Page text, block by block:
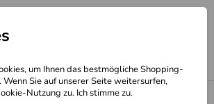
um Ihnen das bestmögliche Shopping-
Wenn Sie auf unserer Seite weitersurfen,
Nutzung zu. Ich stimme zu.